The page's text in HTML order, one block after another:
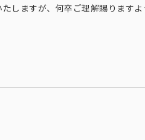
しますが、何卒ご理解賜りますよ